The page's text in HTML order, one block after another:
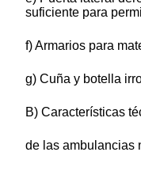
suficiente para
f) Armarios para
g) Cuña y botella
B) Características
de las ambulancias